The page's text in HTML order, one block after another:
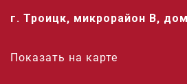
г. Троицк, микрорайон В,
Показать на карте